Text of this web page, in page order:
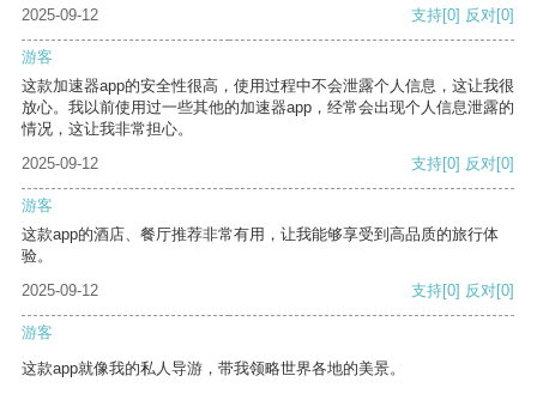
2025-09-12 支持[0] 反对[0]
游客
这款加速器app的安全性很高，使用过程中不会泄露个人信息，这让我很
放心。我以前使用过一些其他的加速器app，经常会出现个人信息泄露的
情况，这让我非常担心。
2025-09-12
支持[0] 反对[0]
游客
这款app的酒店、餐厅推荐非常有用，让我能够享受到高品质的旅行体
验。
2025-09-12
支持[0] 反对[0]
游客
这款app就像我的私人导游，带我领略世界各地的美景。